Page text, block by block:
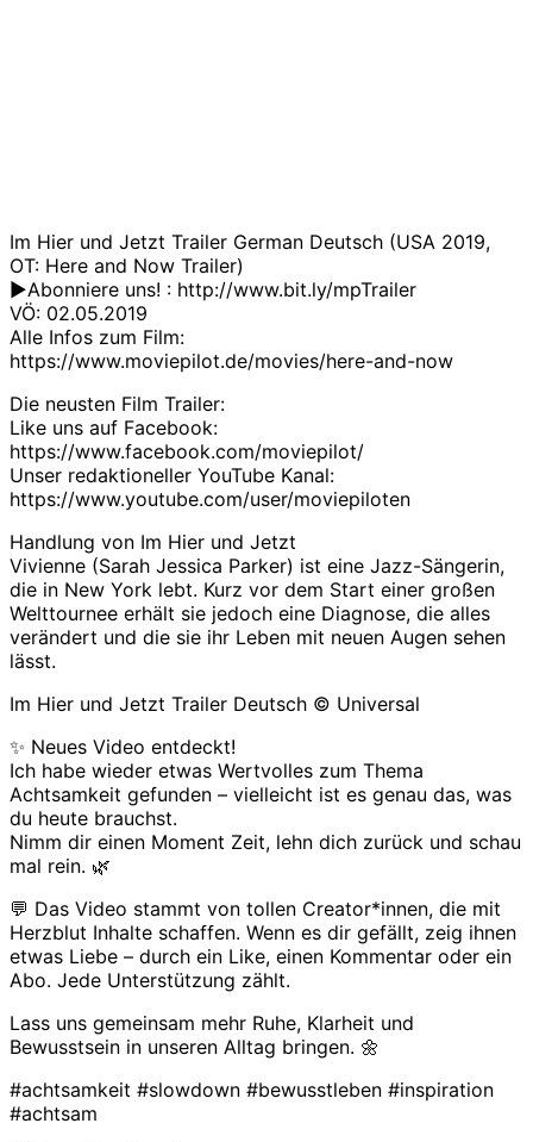
Im Hier und Jetzt Trailer German Deutsch (USA 2019,
OT: Here and Now Trailer)
►Abonniere uns! : http://www.bit.ly/mpTrailer
VÖ: 02.05.2019
Alle Infos zum Film:
https://www.moviepilot.de/movies/here-and-now
Die neusten Film Trailer:
Like uns auf Facebook:
https://www.facebook.com/moviepilot/
Unser redaktioneller YouTube Kanal:
https://www.youtube.com/user/moviepiloten
Handlung von Im Hier und Jetzt
Vivienne (Sarah Jessica Parker) ist eine Jazz-Sängerin,
die in New York lebt. Kurz vor dem Start einer großen
Welttournee erhält sie jedoch eine Diagnose, die alles
verändert und die sie ihr Leben mit neuen Augen sehen
lässt.
Im Hier und Jetzt Trailer Deutsch © Universal
✨ Neues Video entdeckt!
Ich habe wieder etwas Wertvolles zum Thema
Achtsamkeit gefunden – vielleicht ist es genau das, was
du heute brauchst.
Nimm dir einen Moment Zeit, lehn dich zurück und schau
mal rein. 🌿
💬 Das Video stammt von tollen Creator*innen, die mit
Herzblut Inhalte schaffen. Wenn es dir gefällt, zeig ihnen
etwas Liebe – durch ein Like, einen Kommentar oder ein
Abo. Jede Unterstützung zählt.
Lass uns gemeinsam mehr Ruhe, Klarheit und
Bewusstsein in unseren Alltag bringen. 🌼
#achtsamkeit #slowdown #bewusstleben #inspiration
#achtsam